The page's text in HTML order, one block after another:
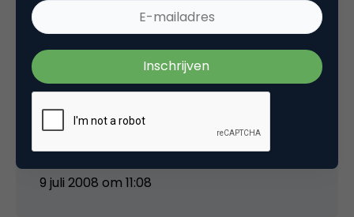
Hardcopy
@Peter: zie je wel, het doet je iets! 😉
9 juli 2008 om 11:08